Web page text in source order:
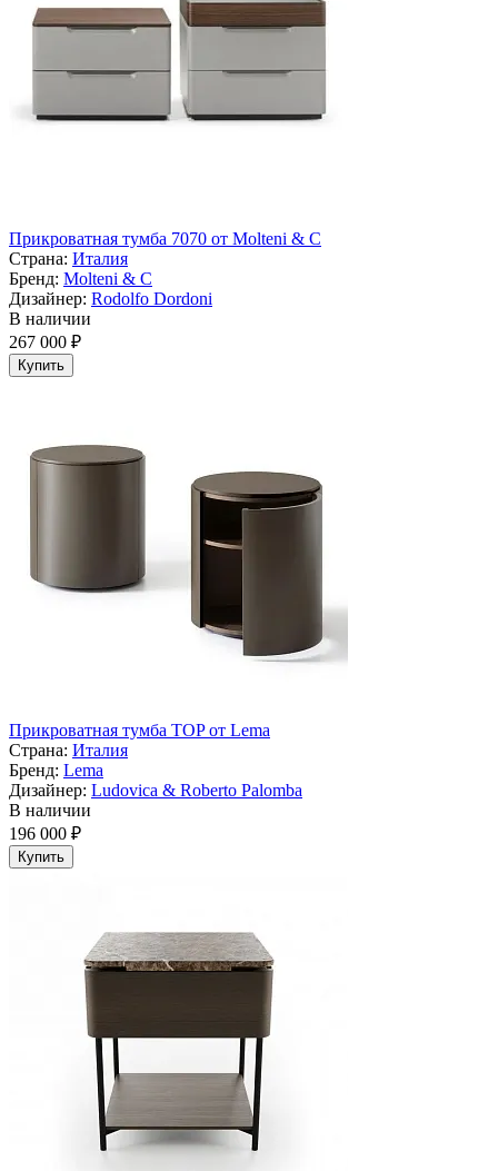
Прикроватная тумба 7070 от Molteni & C
Страна: Италия
Бренд: Molteni & C
Дизайнер: Rodolfo Dordoni
В наличии
267 000 ₽
Купить
Прикроватная тумба TOP от Lema
Страна: Италия
Бренд: Lema
Дизайнер: Ludovica & Roberto Palomba
В наличии
196 000 ₽
Купить